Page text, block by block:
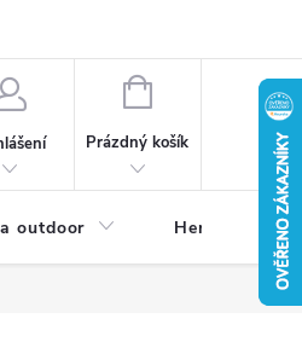
NÁKUPNÍ
Prázdný košík
outdoor Herní zóna